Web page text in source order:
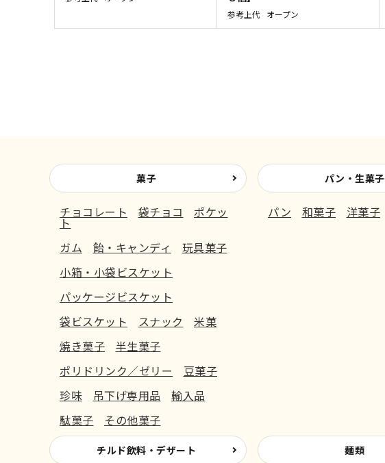
参考上代 オープン
菓子
チョコレート 袋チョコ ポケッ
ト
ガム
飴・キャンディ
玩具菓子
小箱・小袋ビスケット
パッケージビスケット
袋ビスケット
スナック
米菓
焼き菓子
半生菓子
ポリドリンク／ゼリー
豆菓子
珍味
吊下げ専用品
輸入品
駄菓子
その他菓子
パン・生菓子
パン 和菓子 洋菓子
チルド飲料・デザート 麺類